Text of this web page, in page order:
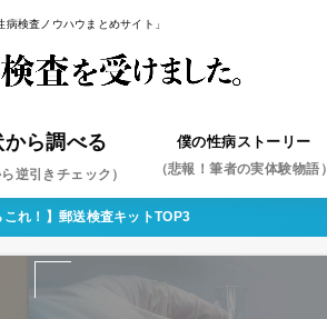
検査ノウハウまとめサイト」
から調べる
ら逆引きチェック）
僕の性病ストーリー
（悲報！筆者の実体験物語）
これ！】郵送検査キットTOP3